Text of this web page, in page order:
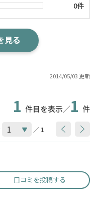
2014/05/03 更新
0件
見る
1 件目を表示／1 件
／ 1
口コミを投稿する